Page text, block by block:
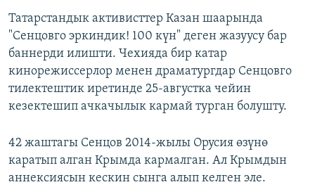
Татарстандык активисттер Казан шаарында
"Сенцовго эркиндик! 100 күн" деген жазуусу бар
баннерди илишти. Чехияда бир катар
кинорежиссерлор менен драматургдар Сенцовго
тилектештик иретинде 25-августка чейин
кезектешип ачкачылык кармай турган болушту.
42 жаштагы Сенцов 2014-жылы Орусия өзүнө
каратып алган Крымда кармалган. Ал Крымдын
аннексиясын кескин сынга алып келген эле.